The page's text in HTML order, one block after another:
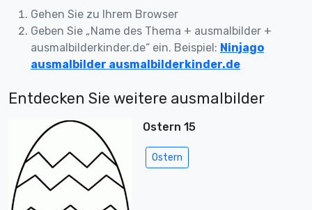
Gehen Sie zu Ihrem Browser
Geben Sie „Name des Thema + ausmalbilder +
ausmalbilderkinder.de“ ein. Beispiel: Ninjago
ausmalbilder ausmalbilderkinder.de
Entdecken Sie weitere ausmalbilder
Ostern 15
Ostern